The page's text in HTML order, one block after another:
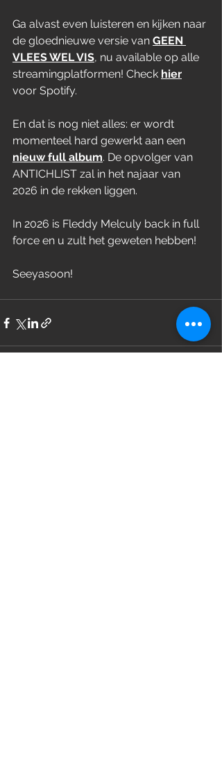
Ga alvast even luisteren en kijken naar
de gloednieuwe versie van GEEN
VLEES WEL VIS, nu available op alle
streamingplatformen! Check hier
voor Spotify.
En dat is nog niet alles: er wordt
momenteel hard gewerkt aan een
nieuw full album. De opvolger van
ANTICHLIST zal in het najaar van
2026 in de rekken liggen.
In 2026 is Fleddy Melculy back in full
force en u zult het geweten hebben!
Seeyasoon!